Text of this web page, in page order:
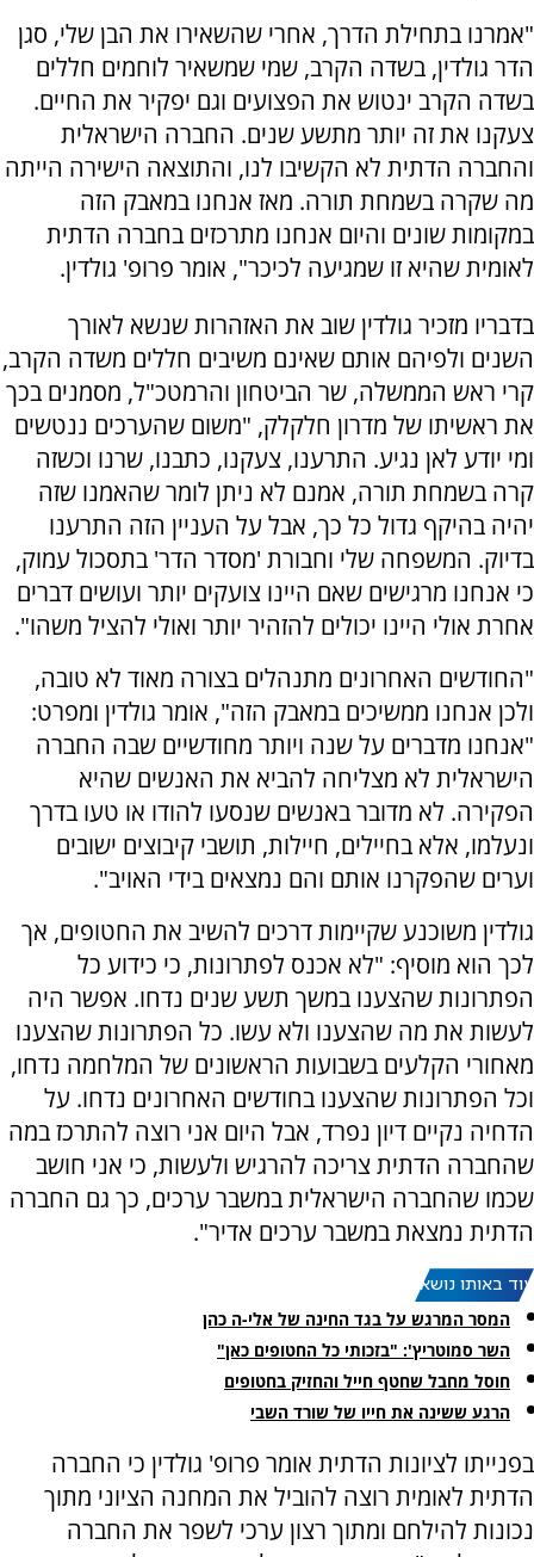
"אמרנו בתחילת הדרך, אחרי שהשאירו את הבן שלי, סגן
הדר גולדין, בשדה הקרב, שמי שמשאיר לוחמים חללים
בשדה הקרב ינטוש את הפצועים וגם יפקיר את החיים.
צעקנו את זה יותר מתשע שנים. החברה הישראלית
והחברה הדתית לא הקשיבו לנו, והתוצאה הישירה הייתה
מה שקרה בשמחת תורה. מאז אנחנו במאבק הזה
במקומות שונים והיום אנחנו מתרכזים בחברה הדתית
לאומית שהיא זו שמגיעה לכיכר", אומר פרופ' גולדין.
בדבריו מזכיר גולדין שוב את האזהרות שנשא לאורך
השנים ולפיהם אותם שאינם משיבים חללים משדה הקרב,
קרי ראש הממשלה, שר הביטחון והרמטכ"ל, מסמנים בכך
את ראשיתו של מדרון חלקלק, "משום שהערכים ננטשים
ומי יודע לאן נגיע. התרענו, צעקנו, כתבנו, שרנו וכשזה
קרה בשמחת תורה, אמנם לא ניתן לומר שהאמנו שזה
יהיה בהיקף גדול כל כך, אבל על העניין הזה התרענו
בדיוק. המשפחה שלי וחבורת 'מסדר הדר' בתסכול עמוק,
כי אנחנו מרגישים שאם היינו צועקים יותר ועושים דברים
אחרת אולי היינו יכולים להזהיר יותר ואולי להציל משהו".
"החודשים האחרונים מתנהלים בצורה מאוד לא טובה,
ולכן אנחנו ממשיכים במאבק הזה", אומר גולדין ומפרט:
"אנחנו מדברים על שנה ויותר מחודשיים שבה החברה
הישראלית לא מצליחה להביא את האנשים שהיא
הפקירה. לא מדובר באנשים שנסעו להודו או טעו בדרך
ונעלמו, אלא בחיילים, חיילות, תושבי קיבוצים ישובים
וערים שהפקרנו אותם והם נמצאים בידי האויב".
גולדין משוכנע שקיימות דרכים להשיב את החטופים, אך
לכך הוא מוסיף: "לא אכנס לפתרונות, כי כידוע כל
הפתרונות שהצענו במשך תשע שנים נדחו. אפשר היה
לעשות את מה שהצענו ולא עשו. כל הפתרונות שהצענו
מאחורי הקלעים בשבועות הראשונים של המלחמה נדחו,
וכל הפתרונות שהצענו בחודשים האחרונים נדחו. על
הדחיה נקיים דיון נפרד, אבל היום אני רוצה להתרכז במה
שהחברה הדתית צריכה להרגיש ולעשות, כי אני חושב
שכמו שהחברה הישראלית במשבר ערכים, כך גם החברה
הדתית נמצאת במשבר ערכים אדיר".
עוד באותו נושא:
המסר המרגש על בגד החינה של אלי-ה כהן
השר סמוטריץ': "בזכותי כל החטופים כאן"
חוסל מחבל שחטף חייל והחזיק בחטופים
הרגע ששינה את חייו של שורד השבי
בפנייתו לציונות הדתית אומר פרופ' גולדין כי החברה
הדתית לאומית רוצה להוביל את המחנה הציוני מתוך
נכונות להילחם ומתוך רצון ערכי לשפר את החברה